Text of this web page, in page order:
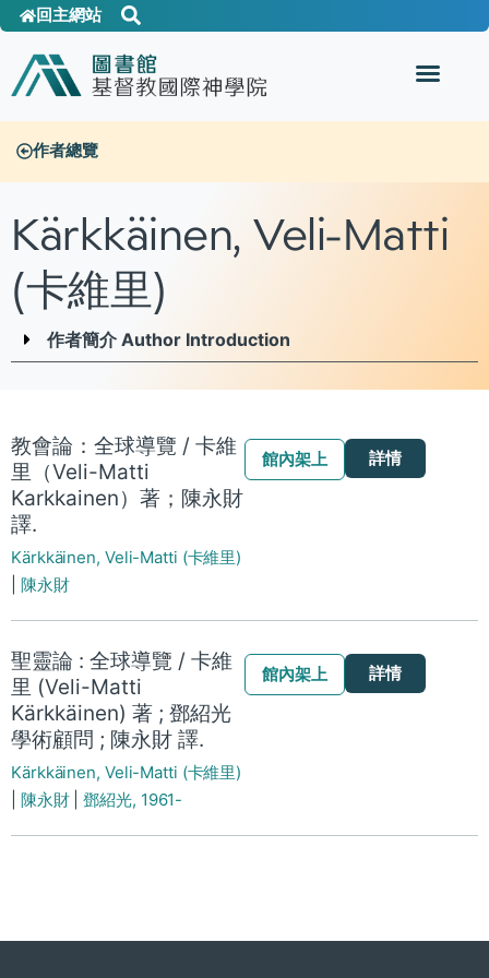
回主網站
作者總覽
Kärkkäinen, Veli-Matti
(卡維里)
作者簡介 Author Introduction
教會論：全球導覽 / 卡維
里（Veli-Matti
Karkkainen）著；陳永財
譯.
Kärkkäinen, Veli-Matti (卡維里)
陳永財
館內架上 詳情
聖靈論 : 全球導覽 / 卡維
里 (Veli-Matti
Kärkkäinen) 著 ; 鄧紹光
學術顧問 ; 陳永財 譯.
Kärkkäinen, Veli-Matti (卡維里)
陳永財|鄧紹光, 1961-
館內架上 詳情